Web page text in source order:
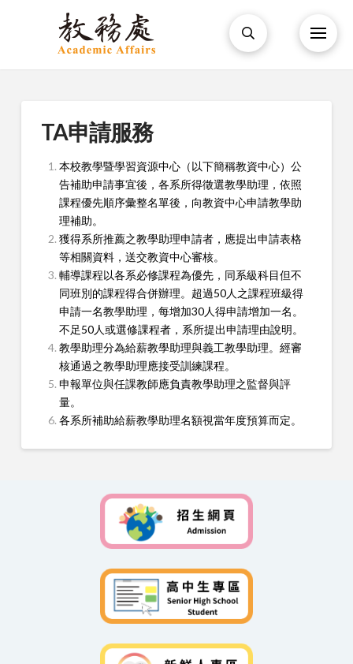
TA申請服務
本校教學暨學習資源中心（以下簡稱教資中心）公
告補助申請事宜後，各系所得徵選教學助理，依照
課程優先順序彙整名單後，向教資中心申請教學助
理補助。
獲得系所推薦之教學助理申請者，應提出申請表格
等相關資料，送交教資中心審核。
輔導課程以各系必修課程為優先，同系級科目但不
同班別的課程得合併辦理。超過50人之課程班級得
申請一名教學助理，每增加30人得申請增加一名。
不足50人或選修課程者，系所提出申請理由說明。
教學助理分為給薪教學助理與義工教學助理。經審
核通過之教學助理應接受訓練課程。
申報單位與任課教師應負責教學助理之監督與評
量。
各系所補助給薪教學助理名額視當年度預算而定。